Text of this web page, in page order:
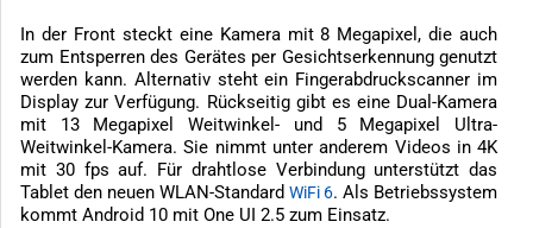
In der Front steckt eine Kamera mit 8 Megapixel, die auch
zum Entsperren des Gerätes per Gesichtserkennung genutzt
werden kann. Alternativ steht ein Fingerabdruckscanner im
Display zur Verfügung. Rückseitig gibt es eine Dual-Kamera
mit 13 Megapixel Weitwinkel- und 5 Megapixel Ultra-
Weitwinkel-Kamera. Sie nimmt unter anderem Videos in 4K
mit 30 fps auf. Für drahtlose Verbindung unterstützt das
Tablet den neuen WLAN-StandardWiFi 6. Als Betriebssystem
kommt Android 10 mit One UI 2.5 zum Einsatz.